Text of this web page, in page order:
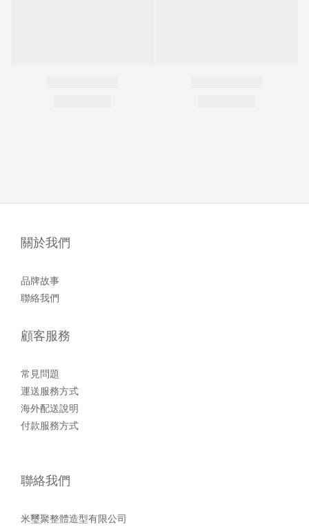
關於我們
品牌故事
聯絡我們
顧客服務
常見問題
運送服務方式
海外配送說明
付款服務方式
聯絡我們
米璽聚整體造型有限公司